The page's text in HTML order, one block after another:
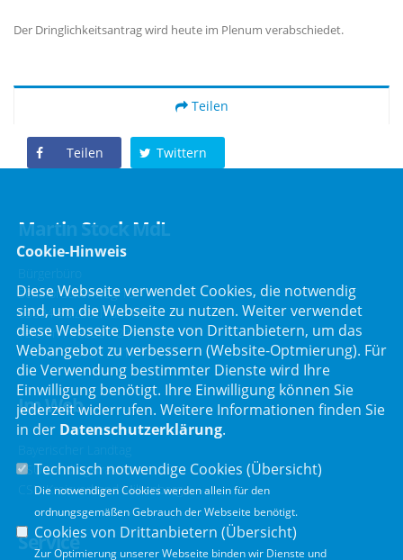
Der Dringlichkeitsantrag wird heute im Plenum verabschiedet.
Teilen
Teilen Twittern
Martin Stock MdL
Bürgerbüro
Schafbrückenweg 10
63834 Sulzbach am Main
Telefon :06028 / 217 496 0
Telefax : 06028 / 217 496 9
Im Web
CSU Landtagsfraktion
CSU Kreisverband Miltenberg
Service
Cookie-Hinweis
Diese Webseite verwendet Cookies, die notwendig
sind, um die Webseite zu nutzen. Weiter verwendet
diese Webseite Dienste von Drittanbietern, um das
Webangebot zu verbessern (Website-Optmierung). Für
die Verwendung bestimmter Dienste wird Ihre
Einwilligung benötigt. Ihre Einwilligung können Sie
jederzeit widerrufen. Weitere Informationen finden Sie
in der Datenschutzerklärung.
Technisch notwendige Cookies (Übersicht)
Die notwendigen Cookies werden allein für den
ordnungsgemäßen Gebrauch der Webseite benötigt.
Cookies von Drittanbietern (Übersicht)
Zur Optimierung unserer Webseite binden wir Dienste und